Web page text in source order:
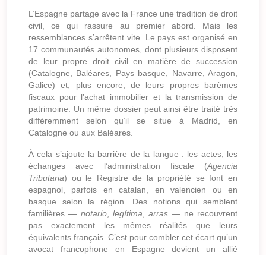
L’Espagne partage avec la France une tradition de droit
civil, ce qui rassure au premier abord. Mais les
ressemblances s’arrêtent vite. Le pays est organisé en
17 communautés autonomes, dont plusieurs disposent
de leur propre droit civil en matière de succession
(Catalogne, Baléares, Pays basque, Navarre, Aragon,
Galice) et, plus encore, de leurs propres barèmes
fiscaux pour l’achat immobilier et la transmission de
patrimoine. Un même dossier peut ainsi être traité très
différemment selon qu’il se situe à Madrid, en
Catalogne ou aux Baléares.
À cela s’ajoute la barrière de la langue : les actes, les
échanges avec l’administration fiscale (Agencia
Tributaria) ou le Registre de la propriété se font en
espagnol, parfois en catalan, en valencien ou en
basque selon la région. Des notions qui semblent
familières — notario, legítima,arras — ne recouvrent
pas exactement les mêmes réalités que leurs
équivalents français. C’est pour combler cet écart qu’un
avocat francophone en Espagne devient un allié